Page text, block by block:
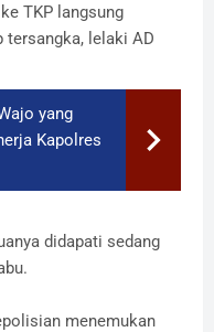
TKP langsung
tersangka, lelaki AD
yang
Kapolres
didapati sedang
menemukan